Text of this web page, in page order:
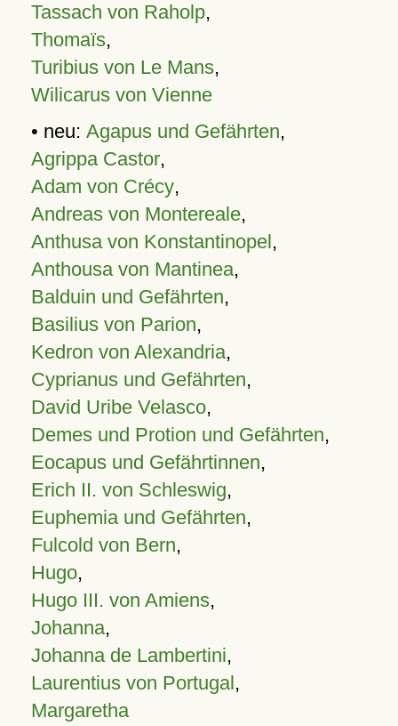
Tassach von Raholp,
Thomaïs,
Turibius von Le Mans,
Wilicarus von Vienne
• neu: Agapus und Gefährten,
Agrippa Castor,
Adam von Crécy,
Andreas von Montereale,
Anthusa von Konstantinopel,
Anthousa von Mantinea,
Balduin und Gefährten,
Basilius von Parion,
Kedron von Alexandria,
Cyprianus und Gefährten,
David Uribe Velasco,
Demes und Protion und Gefährten,
Eocapus und Gefährtinnen,
Erich II. von Schleswig,
Euphemia und Gefährten,
Fulcold von Bern,
Hugo,
Hugo III. von Amiens,
Johanna,
Johanna de Lambertini,
Laurentius von Portugal,
Margaretha